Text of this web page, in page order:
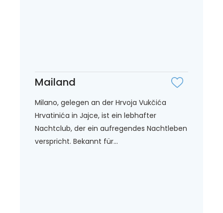
Mailand
Milano, gelegen an der Hrvoja Vukčića
Hrvatinića in Jajce, ist ein lebhafter
Nachtclub, der ein aufregendes Nachtleben
verspricht. Bekannt für...